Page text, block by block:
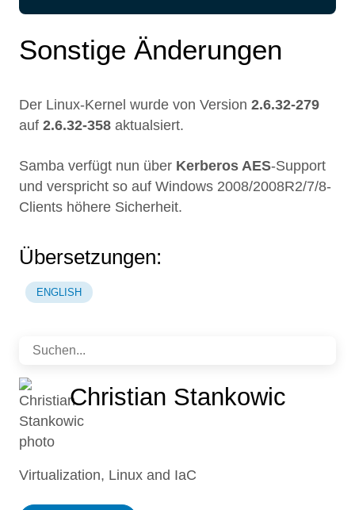
Sonstige Änderungen
Der Linux-Kernel wurde von Version 2.6.32-279
auf 2.6.32-358 aktualsiert.
Samba verfügt nun über Kerberos AES-Support
und verspricht so auf Windows 2008/2008R2/7/8-
Clients höhere Sicherheit.
Übersetzungen:
ENGLISH
Christian Stankowic
Virtualization, Linux and IaC